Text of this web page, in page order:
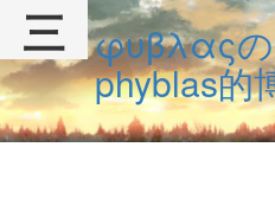
φυβλας
phyblas的
三